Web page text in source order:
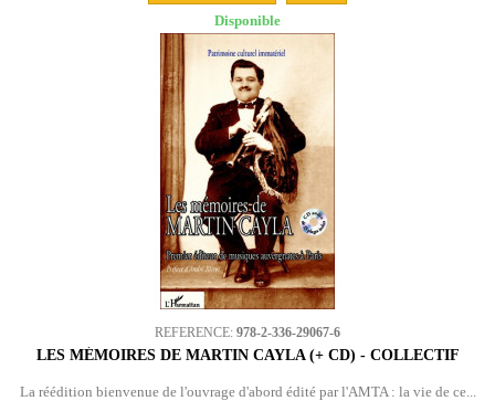
Disponible
REFERENCE: 978-2-336-29067-6
LES MÉMOIRES DE MARTIN CAYLA (+ CD) - COLLECTIF
La réédition bienvenue de l'ouvrage d'abord édité par l'AMTA : la vie de ce...